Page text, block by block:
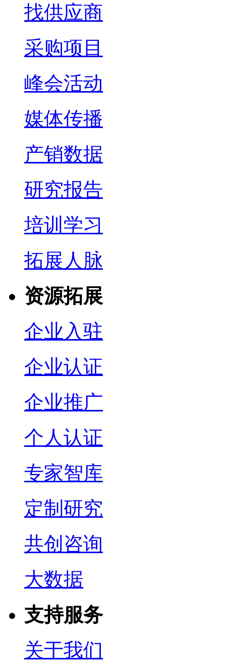
找供应商
采购项目
峰会活动
媒体传播
产销数据
研究报告
培训学习
拓展人脉
资源拓展
企业入驻
企业认证
企业推广
个人认证
专家智库
定制研究
共创咨询
大数据
支持服务
关于我们